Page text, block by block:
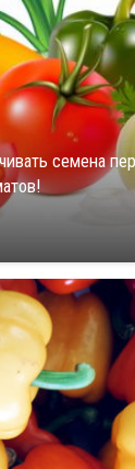
семена